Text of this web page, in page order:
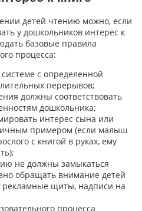
детей чтению можно, если
у дошкольников интерес к
базовые правила
процесса:
с определенной
перерывов;
должны соответствовать
дошкольника;
интерес сына или
примером (если малыш
с книгой в руках, ему
не должны замыкаться
обращать внимание детей
рекламные щиты, надписи на
процесса